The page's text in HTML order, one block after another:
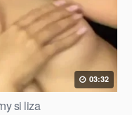
03:32
si liza